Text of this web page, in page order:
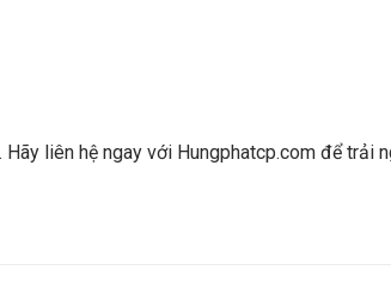
liên hệ ngay với Hungphatcp.com để trải